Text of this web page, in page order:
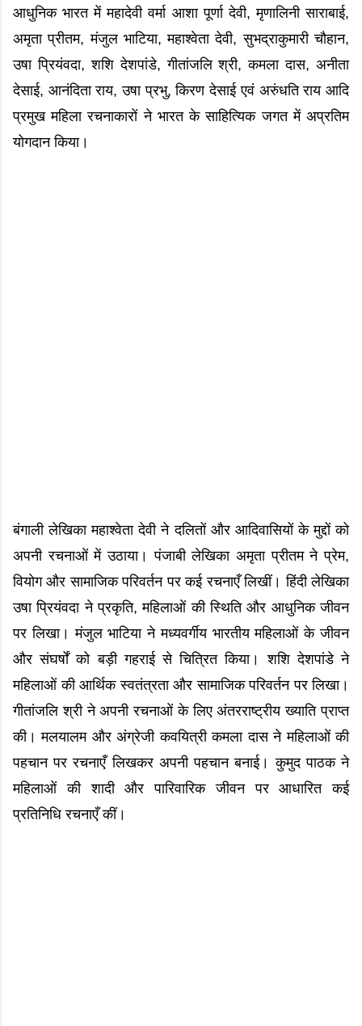
आधुनिक भारत में महादेवी वर्मा आशा पूर्णा देवी, मृणालिनी साराबाई,
अमृता प्रीतम, मंजुल भाटिया, महाश्वेता देवी, सुभद्राकुमारी चौहान,
उषा प्रियंवदा, शशि देशपांडे, गीतांजलि श्री, कमला दास, अनीता
देसाई, आनंदिता राय, उषा प्रभु, किरण देसाई एवं अरुंधति राय आदि
प्रमुख महिला रचनाकारों ने भारत के साहित्यिक जगत में अप्रतिम
योगदान किया।
बंगाली लेखिका महाश्वेता देवी ने दलितों और आदिवासियों के मुद्दों को
अपनी रचनाओं में उठाया। पंजाबी लेखिका अमृता प्रीतम ने प्रेम,
वियोग और सामाजिक परिवर्तन पर कई रचनाएँ लिखीं। हिंदी लेखिका
उषा प्रियंवदा ने प्रकृति, महिलाओं की स्थिति और आधुनिक जीवन
पर लिखा। मंजुल भाटिया ने मध्यवर्गीय भारतीय महिलाओं के जीवन
और संघर्षों को बड़ी गहराई से चित्रित किया। शशि देशपांडे ने
महिलाओं की आर्थिक स्वतंत्रता और सामाजिक परिवर्तन पर लिखा।
गीतांजलि श्री ने अपनी रचनाओं के लिए अंतरराष्ट्रीय ख्याति प्राप्त
की। मलयालम और अंग्रेजी कवयित्री कमला दास ने महिलाओं की
पहचान पर रचनाएँ लिखकर अपनी पहचान बनाई। कुमुद पाठक ने
महिलाओं की शादी और पारिवारिक जीवन पर आधारित कई
प्रतिनिधि रचनाएँ कीं।